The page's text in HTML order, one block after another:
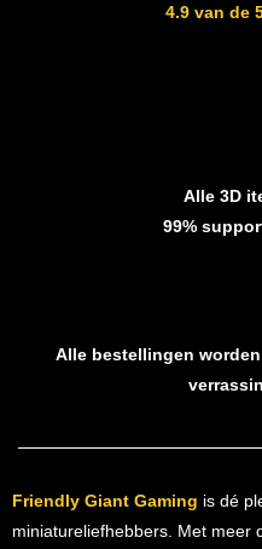
4.9 van de
Alle 3D
99%
Alle bestellingen
Friendly Giant Gaming is dé
miniatureliefhebbers. Met meer